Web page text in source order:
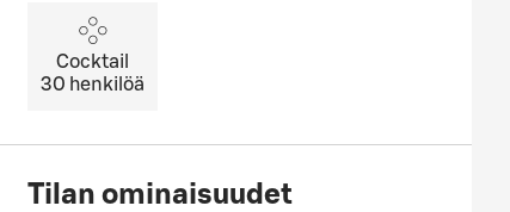
Cocktail
30 henkilöä
Tilan ominaisuudet